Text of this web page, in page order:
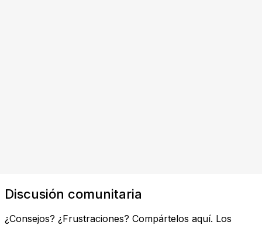
Discusión comunitaria
¿Consejos? ¿Frustraciones? Compártelos aquí. Los